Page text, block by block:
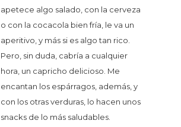
apetece algo salado, con la cerveza
o con la cocacola bien fría, le va un
aperitivo, y más si es algo tan rico.
Pero, sin duda, cabría a cualquier
hora, un capricho delicioso. Me
encantan los espárragos, además, y
con los otras verduras, lo hacen unos
snacks de lo más saludables.